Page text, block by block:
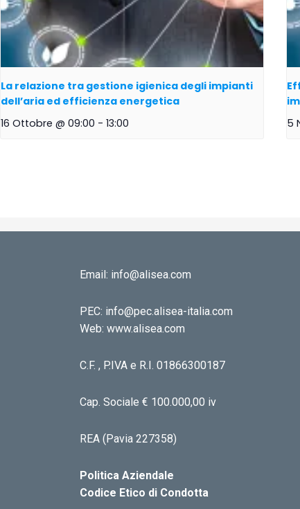
La relazione tra gestione igienica degli impianti
dell’aria ed efficienza energetica
16 Ottobre @ 09:00 - 13:00
5
Email: info@alisea.com
PEC: info@pec.alisea-italia.com
Web: www.alisea.com
C.F. , P.IVA e R.I. 01866300187
Cap. Sociale € 100.000,00 iv
REA (Pavia 227358)
Politica Aziendale
Codice Etico di Condotta